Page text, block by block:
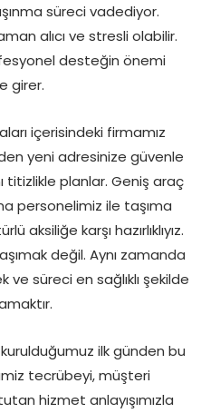
süreci vadediyor.
alıcı ve stresli olabilir.
desteğin önemi
girer.
içerisindeki firmamız
yeni adresinize güvenle
titizlikle planlar. Geniş araç
personelimiz ile taşıma
aksiliğe karşı hazırlıklıyız.
değil. Aynı zamanda
süreci en sağlıklı şekilde
ilk günden bu
tecrübeyi, müşteri
hizmet anlayışımızla